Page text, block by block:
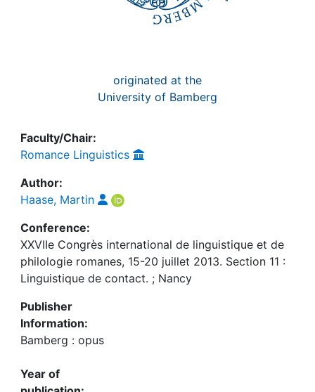
originated at the
University of Bamberg
Faculty/Chair:
Romance Linguistics
Author:
Haase, Martin
Conference:
XXVIIe Congrès international de linguistique et de
philologie romanes, 15-20 juillet 2013. Section 11 :
Linguistique de contact. ; Nancy
Publisher
Information:
Bamberg : opus
Year of